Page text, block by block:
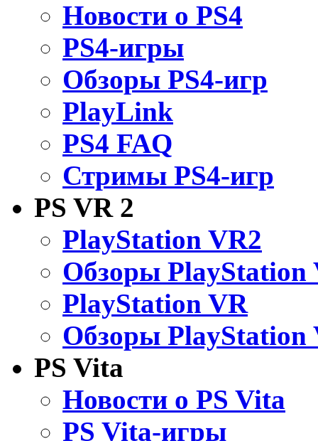
Новости о PS4
PS4-игры
Обзоры PS4-игр
PlayLink
PS4 FAQ
Стримы PS4-игр
PS VR 2
PlayStation VR2
Обзоры PlayStation
PlayStation VR
Обзоры PlayStation
PS Vita
Новости о PS Vita
PS Vita-игры